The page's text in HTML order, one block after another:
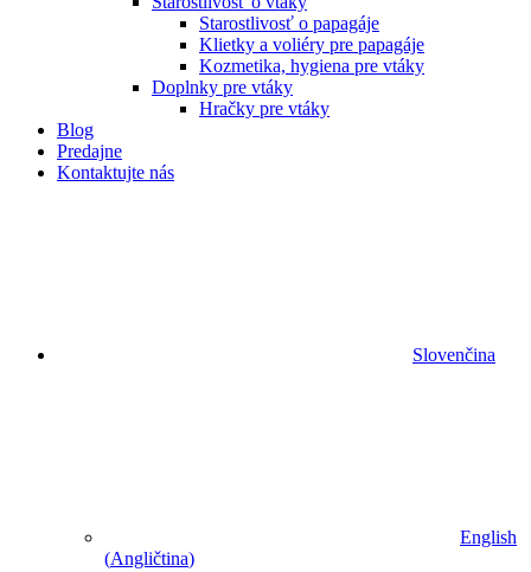
Starostlivosť o papagáje
Klietky a voliéry pre papagáje
Kozmetika, hygiena pre vtáky
Doplnky pre vtáky
Hračky pre vtáky
Blog
Predajne
Kontaktujte nás
Slovenčina
English
(Angličtina)